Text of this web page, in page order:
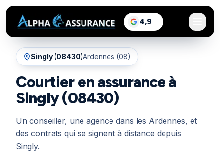
4,9
sur Google, voir les
Singly (08430)Ardennes (08)
Courtier en assurance à
Singly (08430)
Un conseiller, une agence dans les Ardennes, et
des contrats qui se signent à distance depuis
Singly.